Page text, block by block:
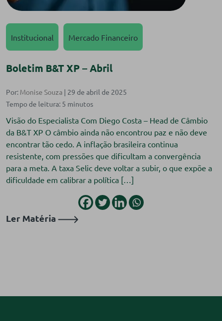
Institucional Mercado Financeiro
Boletim B&T XP – Abril
Por: Monise Souza | 29 de abril de 2025
Visão do Especialista Com Diego Costa – Head de Câmbio
da B&T XP O câmbio ainda não encontrou paz e não deve
encontrar tão cedo. A inflação brasileira continua
resistente, com pressões que dificultam a convergência
para a meta. A taxa Selic deve voltar a subir, o que expõe a
dificuldade em calibrar a política […]
Ler Matéria